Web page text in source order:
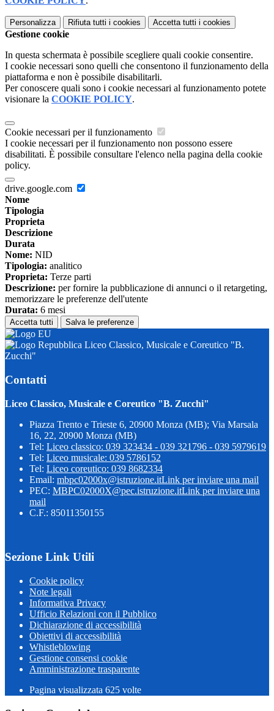
Personalizza Rifiuta tutti i cookies Accetta tutti i cookies
Gestione cookie
In questa schermata è possibile scegliere quali cookie consentire.
I cookie necessari sono quelli che consentono il funzionamento della
piattaforma e non è possibile disabilitarli.
Per conoscere quali sono i cookie necessari al funzionamento potete
visionare la COOKIE POLICY.
Cookie necessari per il funzionamento
I cookie necessari per il funzionamento non possono essere
disabilitati. È possibile consultare l'elenco nella pagina della cookie
policy.
drive.google.com
Nome
Tipologia
Proprieta
Descrizione
Durata
Nome: NID
Tipologia: analitico
Proprieta: Terze parti
Descrizione: per fornire la pubblicazione di annunci o il retargeting,
memorizzare le preferenze dell'utente
Durata: 6 mesi
Accetta tutti Salva le preferenze
Liceo Classico, Musicale e Coreutico "B.
Zucchi"
Contatti
Liceo Classico, Musicale e Coreutico "B. Zucchi"
Piazza Trento e Trieste 6, 20900 Monza (MB); Via Marsala
16, 22, 20900 Monza (MB)
Tel: Liceo classico: 039 323434 - 039 321796 - 039 5979619
Tel: Liceo musicale: 039 5786152
Tel: Liceo coreutico: 039 8682334
Email: mbpc02000x@istruzione.itLink per inviare una mail
PEC: MBPC02000X@pec.istruzione.itLink per inviare una
mail
C.F.: 85011350155
Sezione Link Utili
Cookie policy
Note legali
Informativa Privacy
Ufficio Relazioni con il Pubblico
Dichiarazione di accessibilità
Obiettivi di accessibilità
Whistleblowing
Gestione consensi cookie
Amministrazione trasparente
Pagina visualizzata 625 volte